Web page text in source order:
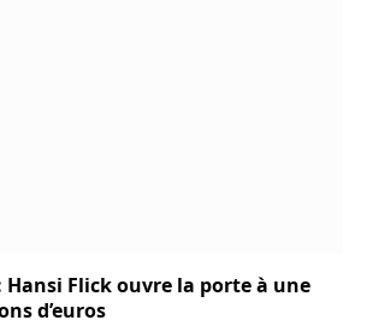
Hansi Flick ouvre la porte à une
d’euros